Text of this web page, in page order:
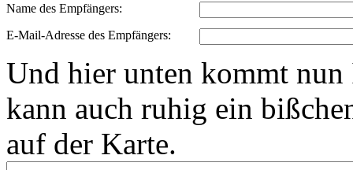
Name des Empfängers:
E-Mail-Adresse des Empfängers:
Und hier unten kommt
kann auch ruhig ein
auf der Karte.